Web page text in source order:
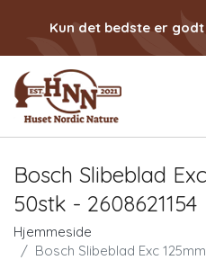
Kun det bedste er godt
Bosch Slibeblad
50stk - 2608621154
Hjemmeside
Bosch Slibeblad Exc